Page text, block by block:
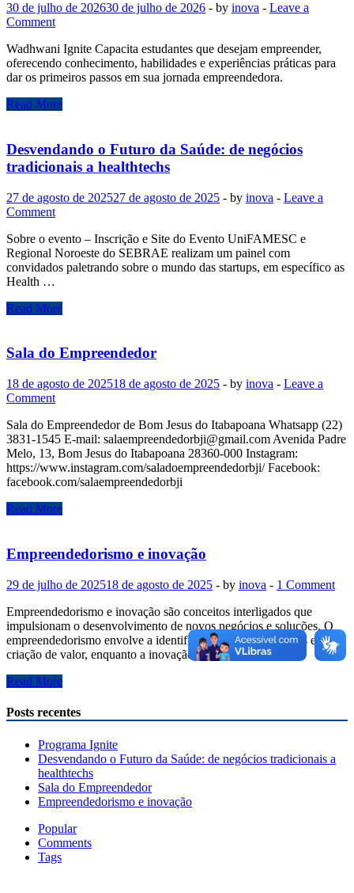
30 de julho de 202630 de julho de 2026 - by inova - Leave a
Comment
Wadhwani Ignite Capacita estudantes que desejam empreender,
oferecendo conhecimento, habilidades e experiências práticas para
dar os primeiros passos em sua jornada empreendedora.
Programa
Read More
Desvendando o Futuro da Saúde: de negócios
tradicionais a healthtechs
27 de agosto de 202527 de agosto de 2025 - by inova - Leave a
Comment
Sobre o evento – Inscrição e Site do Evento UniFAMESC e
Regional Noroeste do SEBRAE realizam um painel com
convidados paletrando sobre o mundo das startups, em específico as
Health …
Desvendando
da
de
negócios
tradicionais
a
healthtechs
Read More
Sala do Empreendedor
18 de agosto de 202518 de agosto de 2025 - by inova - Leave a
Comment
Sala do Empreendedor de Bom Jesus do Itabapoana Whatsapp (22)
3831-1545 E-mail: salaempreendedorbji@gmail.com Avenida Padre
Melo, 13, Bom Jesus do Itabapoana 28360-000 Instagram:
https://www.instagram.com/saladoempreendedorbji/ Facebook:
facebook.com/salaempreendedorbji
Sala
Read More
Empreendedorismo e inovação
29 de julho de 202518 de agosto de 2025 - by inova - 1 Comment
Empreendedorismo e inovação são conceitos interligados que
impulsionam o desenvolvimento de novos negócios e soluções. O
empreendedorismo envolve a identificação de oportunidades e a
criação de valor, enquanto a inovação se refere …
Empreendedorismo
inovação
Read More
Posts recentes
Programa Ignite
Desvendando o Futuro da Saúde: de negócios tradicionais a
healthtechs
Sala do Empreendedor
Empreendedorismo e inovação
Popular
Comments
Tags